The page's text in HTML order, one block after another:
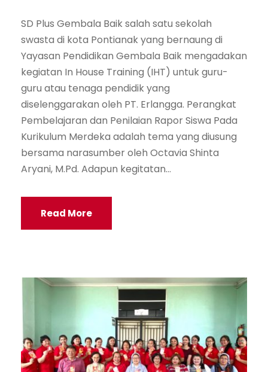
SD Plus Gembala Baik salah satu sekolah
swasta di kota Pontianak yang bernaung di
Yayasan Pendidikan Gembala Baik mengadakan
kegiatan In House Training (IHT) untuk guru-
guru atau tenaga pendidik yang
diselenggarakan oleh PT. Erlangga. Perangkat
Pembelajaran dan Penilaian Rapor Siswa Pada
Kurikulum Merdeka adalah tema yang diusung
bersama narasumber oleh Octavia Shinta
Aryani, M.Pd. Adapun kegitatan...
Read More